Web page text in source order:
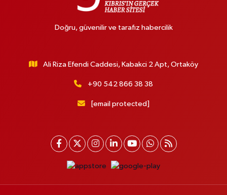
Doğru, güvenilir ve tarafız habercilik
Ali Riza Efendi Caddesi, Kabakci 2 Apt, Ortaköy
+90 542 866 38 38
[email protected]